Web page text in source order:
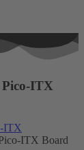
ITX
ITX
ITX Board